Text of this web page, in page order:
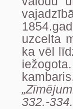
uzcelta
ka vēl
332.-